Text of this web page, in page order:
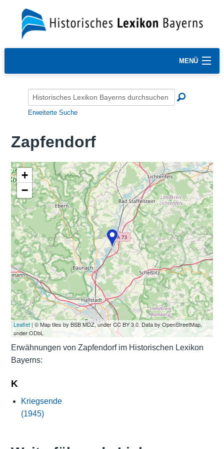
MENÜ
Erweiterte Suche
Zapfendorf
+
−
Leaflet| © Map tiles by BSB MDZ, under CC BY 3.0. Data by OpenStreetMap,
under ODbL
Erwähnungen von Zapfendorf im Historischen Lexikon
Bayerns:
K
Kriegsende
(1945)